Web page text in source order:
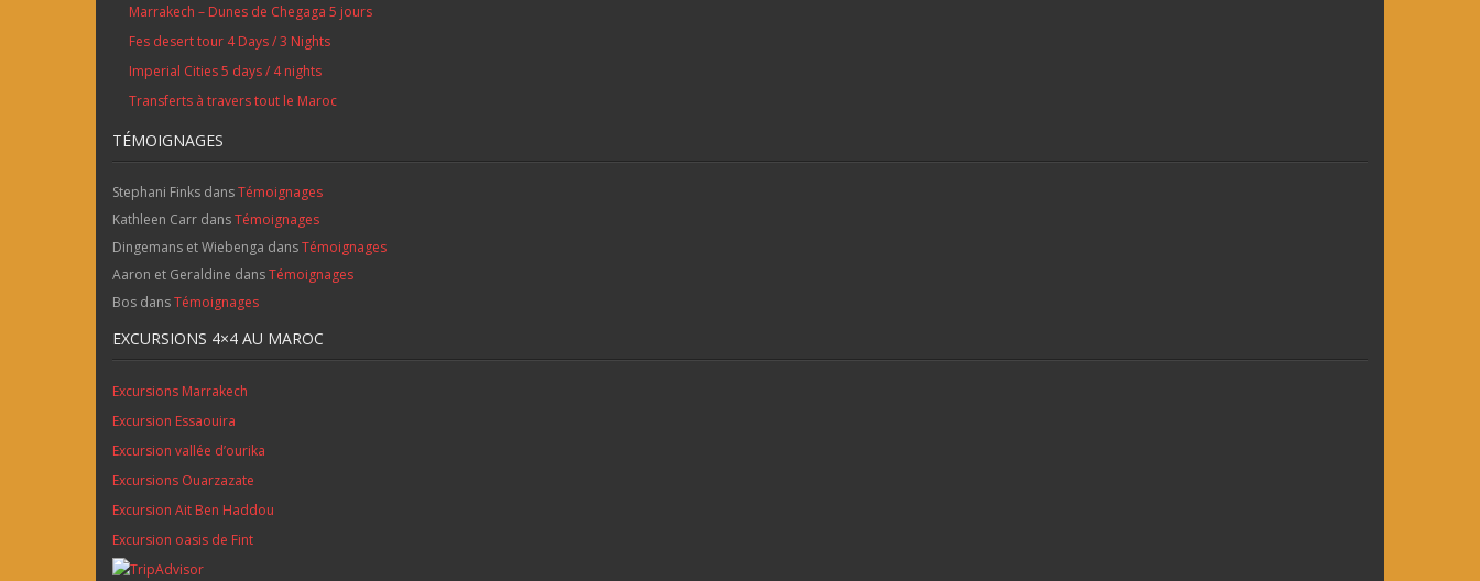
Marrakech – Dunes de Chegaga 5 jours
Fes desert tour 4 Days / 3 Nights
Imperial Cities 5 days / 4 nights
Transferts à travers tout le Maroc
TÉMOIGNAGES
Stephani Finks dansTémoignages
Kathleen Carr dansTémoignages
Dingemans et Wiebenga dansTémoignages
Aaron et Geraldine dansTémoignages
Bos dansTémoignages
EXCURSIONS 4×4 AU MAROC
Excursions Marrakech
Excursion Essaouira
Excursion vallée d’ourika
Excursions Ouarzazate
Excursion Ait Ben Haddou
Excursion oasis de Fint